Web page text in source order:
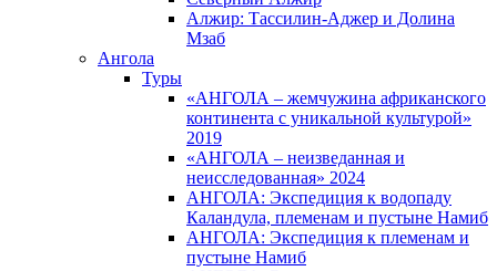
Алжир: Тассилин-Аджер и Долина
Мзаб
Ангола
Туры
«АНГОЛА – жемчужина африканского
континента с уникальной культурой»
2019
«АНГОЛА – неизведанная и
неисследованная» 2024
АНГОЛА: Экспедиция к водопаду
Каландула, племенам и пустыне Намиб
АНГОЛА: Экспедиция к племенам и
пустыне Намиб